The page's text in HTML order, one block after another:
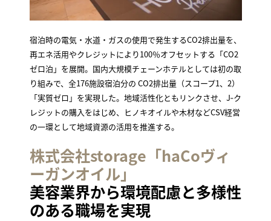
宿泊時の電気・水道・ガスの使用で発生するCO2排出量を、
再エネ活用やクレジットにより100％オフセットする「CO2
ゼロ泊」を展開。国内大規模チェーンホテルとしては初の取
り組みで、全176施設宿泊分の CO2排出量（スコープ1、2）
「実質ゼロ」を実現した。地域活性化ともリンクさせ、J‐ク
レジットの購入をはじめ、ヒノキオイルや木材などCSV経営
の一環として地域資源の活用を推進する。
株式会社storage「haCoヴィ
ーガンオイル」
美容業界から環境配慮と多様性
のある職場を実現